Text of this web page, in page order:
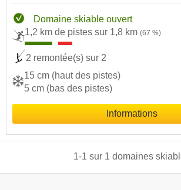
Domaine skiable ouvert
1,2 km de pistes sur 1,8 km (67 %)
2 remontée(s) sur 2
15 cm (haut des pistes)
5 cm (bas des pistes)
Informations
1-1 sur 1 domaines